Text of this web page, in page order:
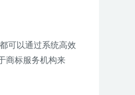
可以通过系统高效
商标服务机构来